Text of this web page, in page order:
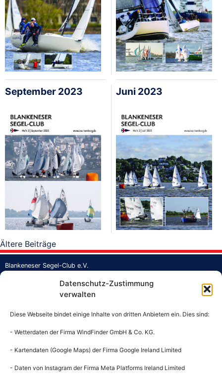
Datenschutz-Zustimmung
verwalten
Diese Webseite bindet einige Inhalte von dritten Anbietern ein. Dies sind:
- Wetterdaten der Firma WindFinder GmbH & Co. KG.
- Kartendaten (Google Maps) der Firma Google Ireland Limited
- Daten von Instagram der Firma Meta Platforms Ireland Limited
September 2023 Juni 2023
Beitragsnavigation
Ältere Beiträge
Blankeneser Segel-Club e.V.
Jollenhafen Blankenese
Mail: buero@bsc-hamburg.de
Geschäftsstelle
Mi: 13 – 18 Uhr